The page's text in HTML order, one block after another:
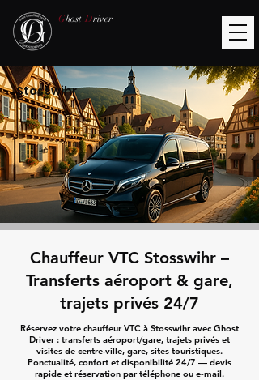
Ghost Driver
Stosswihr
Chauffeur VTC Stosswihr –
Transferts aéroport & gare,
trajets privés 24/7
Réservez votre chauffeur VTC à Stosswihr avec Ghost
Driver : transferts aéroport/gare, trajets privés et
visites de centre-ville, gare, sites touristiques.
Ponctualité, confort et disponibilité 24/7 — devis
rapide et réservation par téléphone ou e‑mail.